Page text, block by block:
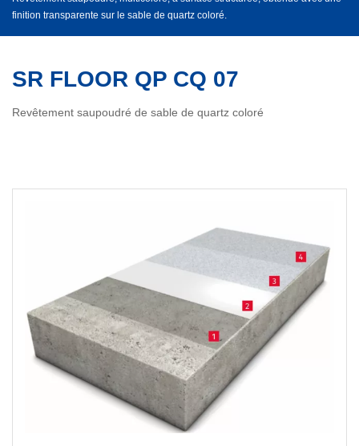
finition transparente sur le sable de quartz coloré.
SR FLOOR QP CQ 07
Revêtement saupoudré de sable de quartz coloré